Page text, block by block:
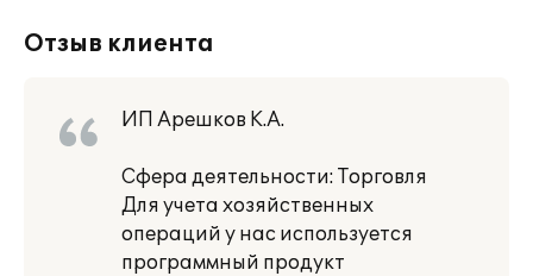
Отзыв клиента
ИП Арешков К.А.
Сфера деятельности: Торговля
Для учета хозяйственных
операций у нас используется
программный продукт